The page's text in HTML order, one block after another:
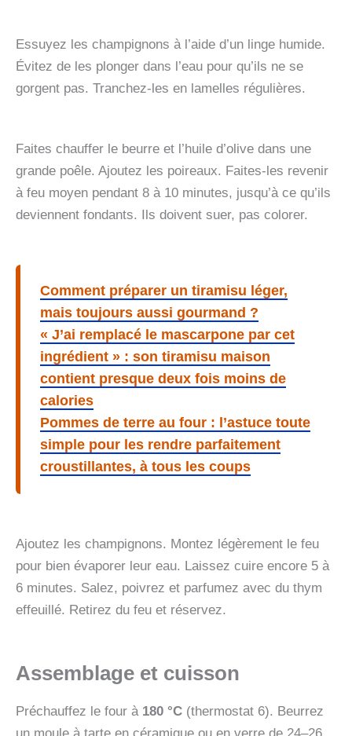
Essuyez les champignons à l’aide d’un linge humide.
Évitez de les plonger dans l’eau pour qu’ils ne se
gorgent pas. Tranchez-les en lamelles régulières.
Faites chauffer le beurre et l’huile d’olive dans une
grande poêle. Ajoutez les poireaux. Faites-les revenir
à feu moyen pendant 8 à 10 minutes, jusqu’à ce qu’ils
deviennent fondants. Ils doivent suer, pas colorer.
Comment préparer un tiramisu léger,
mais toujours aussi gourmand ?
« J’ai remplacé le mascarpone par cet
ingrédient » : son tiramisu maison
contient presque deux fois moins de
calories
Pommes de terre au four : l’astuce toute
simple pour les rendre parfaitement
croustillantes, à tous les coups
Ajoutez les champignons. Montez légèrement le feu
pour bien évaporer leur eau. Laissez cuire encore 5 à
6 minutes. Salez, poivrez et parfumez avec du thym
effeuillé. Retirez du feu et réservez.
Assemblage et cuisson
Préchauffez le four à 180 °C (thermostat 6). Beurrez